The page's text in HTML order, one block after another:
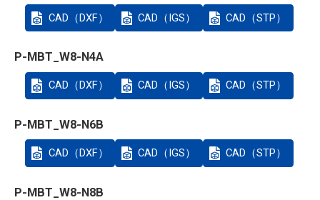
CAD（DXF） CAD（IGS） CAD（STP）
P-MBT_W8-N4A
CAD（DXF） CAD（IGS） CAD（STP）
P-MBT_W8-N6B
CAD（DXF） CAD（IGS） CAD（STP）
P-MBT_W8-N8B